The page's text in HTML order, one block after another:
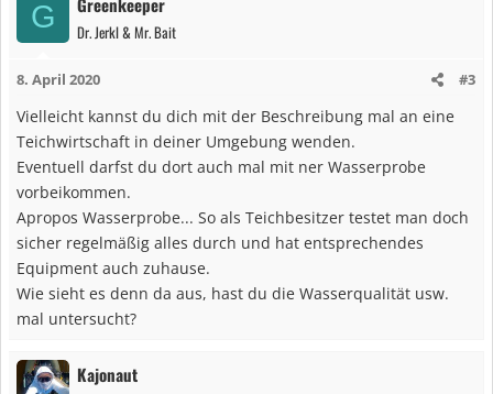
k
o
e
G Dr. Jerkl & Mr. Bait
8. April 2020 #3
Vielleicht kannst du dich mit der Beschreibung mal an eine
Teichwirtschaft in deiner Umgebung wenden.
Eventuell darfst du dort auch mal mit ner Wasserprobe
vorbeikommen.
Apropos Wasserprobe... So als Teichbesitzer testet man doch
sicher regelmäßig alles durch und hat entsprechendes
Equipment auch zuhause.
Wie sieht es denn da aus, hast du die Wasserqualität usw.
mal untersucht?
Kajonaut